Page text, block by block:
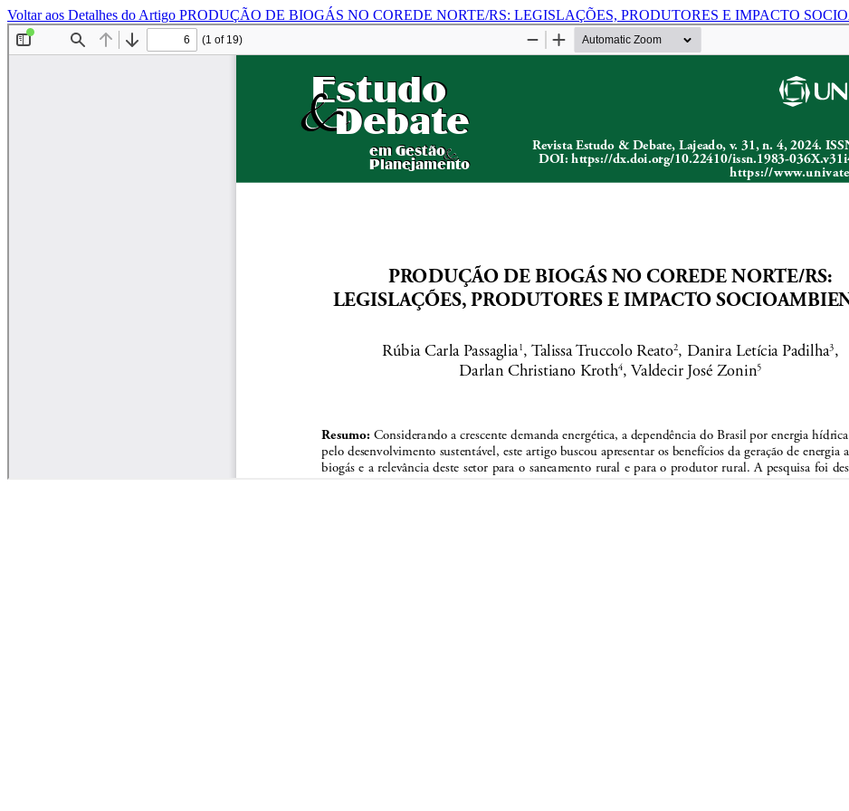
Voltar aos Detalhes do Artigo PRODUÇÃO DE BIOGÁS NO COREDE NORTE/RS: LEGISLAÇÕES, PRODUTORES E IMPACTO